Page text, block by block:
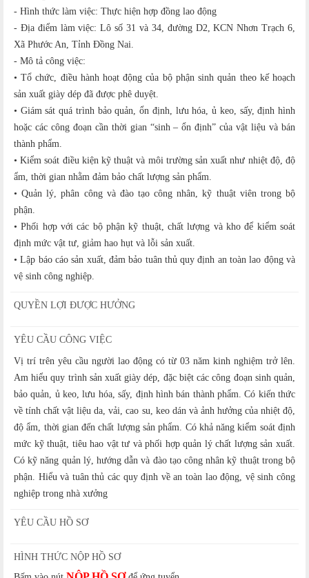
- Hình thức làm việc: Thực hiện hợp đồng lao động
- Địa điểm làm việc: Lô số 31 và 34, đường D2, KCN Nhơn Trạch 6,
Xã Phước An, Tỉnh Đồng Nai.
- Mô tả công việc:
• Tổ chức, điều hành hoạt động của bộ phận sinh quản theo kế hoạch
sản xuất giày dép đã được phê duyệt.
• Giám sát quá trình bảo quản, ổn định, lưu hóa, ủ keo, sấy, định hình
hoặc các công đoạn cần thời gian “sinh – ổn định” của vật liệu và bán
thành phẩm.
• Kiểm soát điều kiện kỹ thuật và môi trường sản xuất như nhiệt độ, độ
ẩm, thời gian nhằm đảm bảo chất lượng sản phẩm.
• Quản lý, phân công và đào tạo công nhân, kỹ thuật viên trong bộ
phận.
• Phối hợp với các bộ phận kỹ thuật, chất lượng và kho để kiểm soát
định mức vật tư, giảm hao hụt và lỗi sản xuất.
• Lập báo cáo sản xuất, đảm bảo tuân thủ quy định an toàn lao động và
vệ sinh công nghiệp.
QUYỀN LỢI ĐƯỢC HƯỞNG
YÊU CẦU CÔNG VIỆC
Vị trí trên yêu cầu người lao động có từ 03 năm kinh nghiệm trở lên.
Am hiểu quy trình sản xuất giày dép, đặc biệt các công đoạn sinh quản,
bảo quản, ủ keo, lưu hóa, sấy, định hình bán thành phẩm. Có kiến thức
về tính chất vật liệu da, vải, cao su, keo dán và ảnh hưởng của nhiệt độ,
độ ẩm, thời gian đến chất lượng sản phẩm. Có khả năng kiểm soát định
mức kỹ thuật, tiêu hao vật tư và phối hợp quản lý chất lượng sản xuất.
Có kỹ năng quản lý, hướng dẫn và đào tạo công nhân kỹ thuật trong bộ
phận. Hiểu và tuân thủ các quy định về an toàn lao động, vệ sinh công
nghiệp trong nhà xưởng
YÊU CẦU HỒ SƠ
HÌNH THỨC NỘP HỒ SƠ